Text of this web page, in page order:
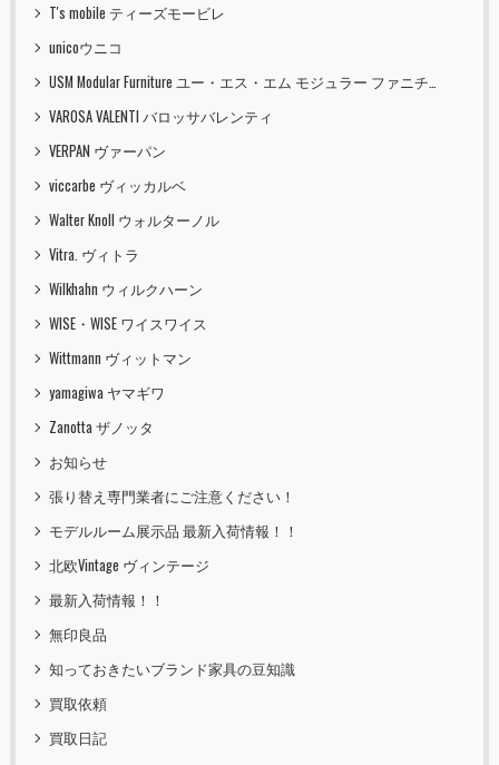
T's mobile ティーズモービレ
unicoウニコ
USM Modular Furniture ユー・エス・エム モジュラー ファニチャー
VAROSA VALENTI バロッサバレンティ
VERPAN ヴァーパン
viccarbe ヴィッカルベ
Walter Knoll ウォルターノル
Vitra. ヴィトラ
Wilkhahn ウィルクハーン
WISE・WISE ワイスワイス
Wittmann ヴィットマン
yamagiwa ヤマギワ
Zanotta ザノッタ
お知らせ
張り替え専門業者にご注意ください！
モデルルーム展示品 最新入荷情報！！
北欧Vintage ヴィンテージ
最新入荷情報！！
無印良品
知っておきたいブランド家具の豆知識
買取依頼
買取日記